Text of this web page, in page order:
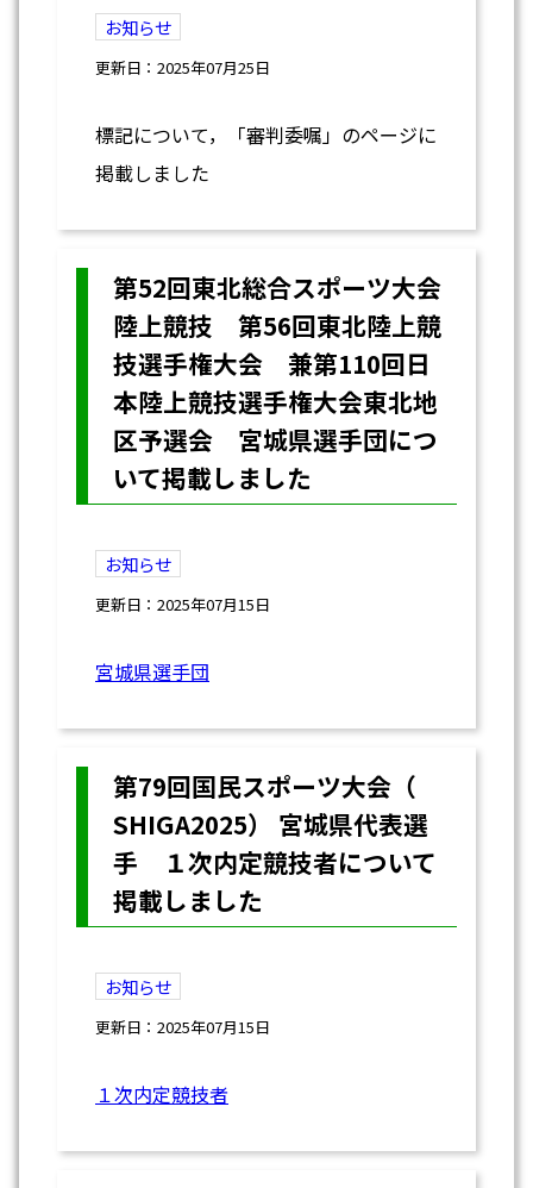
お知らせ
更新日：2025年07月25日
標記について，「審判委嘱」のページに
掲載しました
第52回東北総合スポーツ大会
陸上競技 第56回東北陸上競
技選手権大会 兼第110回日
本陸上競技選手権大会東北地
区予選会 宮城県選手団につ
いて掲載しました
お知らせ
更新日：2025年07月15日
宮城県選手団
第79回国民スポーツ大会（
SHIGA2025） 宮城県代表選
手 １次内定競技者について
掲載しました
お知らせ
更新日：2025年07月15日
１次内定競技者